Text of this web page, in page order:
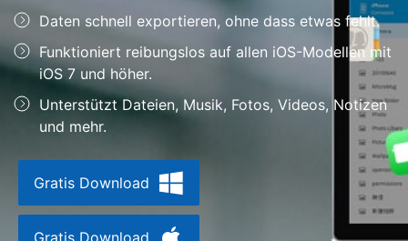
Support
Hilfe und Unterstützung erhalten
DOWNLOAD Anmelden
Suchen
Daten schnell exportieren, ohne dass etwas fehlt.
Funktioniert reibungslos auf allen iOS-Modellen mit
iOS 7 und höher.
Unterstützt Dateien, Musik, Fotos, Videos, Notizen
und mehr.
Gratis Download
Gratis Download